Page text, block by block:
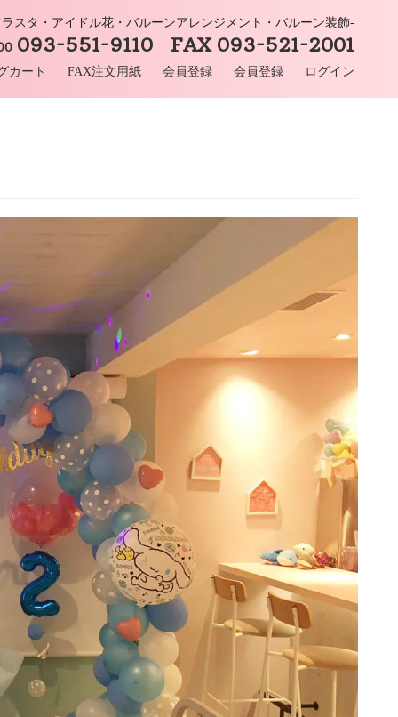
スタ・アイドル花・バルーンアレンジメント・バルーン装飾-
093-551-9110 FAX 093-521-2001
カート FAX注文用紙 会員登録 会員登録 ログイン